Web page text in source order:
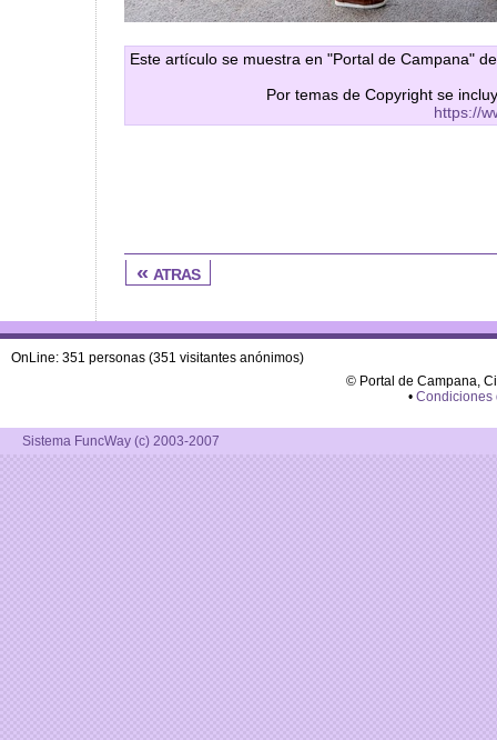
Este artículo se muestra en "Portal de Campana"
Por temas de Copyright se
https://
« atras
OnLine: 351 personas (351 visitantes anónimos)
© Portal de Campana,
• Condiciones
Sistema FuncWay (c) 2003-2007